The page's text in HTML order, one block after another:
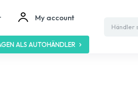
My account
ALS AUTOHÄNDLER
Händler